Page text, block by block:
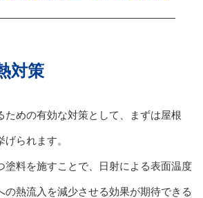
対策
ための有効な対策として、まずは屋根
られます。
塗料を施すことで、日射による表面温度
の熱流入を減少させる効果が期待できる